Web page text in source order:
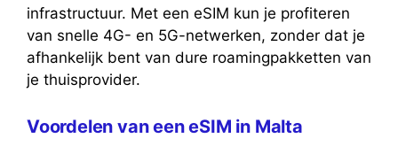
infrastructuur. Met een eSIM kun je profiteren
van snelle 4G- en 5G-netwerken, zonder dat je
afhankelijk bent van dure roamingpakketten van
je thuisprovider.
Voordelen van een eSIM in Malta